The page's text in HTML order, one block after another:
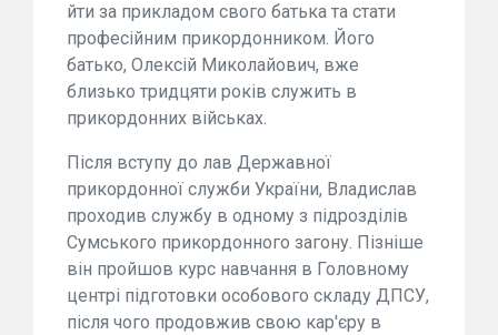
йти за прикладом свого батька та стати
професійним прикордонником. Його
батько, Олексій Миколайович, вже
близько тридцяти років служить в
прикордонних військах.
Після вступу до лав Державної
прикордонної служби України, Владислав
проходив службу в одному з підрозділів
Сумського прикордонного загону. Пізніше
він пройшов курс навчання в Головному
центрі підготовки особового складу ДПСУ,
після чого продовжив свою кар'єру в